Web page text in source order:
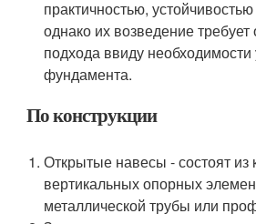
практичностью,
однако их возведение требует
подхода ввиду необходимости
фундамента.
По конструкции
Открытые навесы - состоят из
вертикальных опорных
металлической трубы или